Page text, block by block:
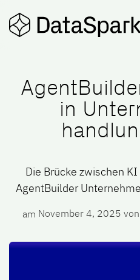
in
Die Brücke zwischen
AgentBuilder
am November 4, 2025